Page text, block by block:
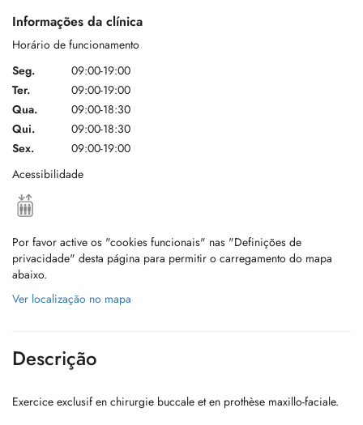
Informações da clínica
Horário de funcionamento
Seg.
09:00-19:00
Ter.
09:00-19:00
Qua.
09:00-18:30
Qui.
09:00-18:30
Sex.
09:00-19:00
Acessibilidade
Por favor active os "cookies funcionais" nas "Definições de
privacidade" desta página para permitir o carregamento do mapa
abaixo.
Ver localização no mapa
Descrição
Exercice exclusif en chirurgie buccale et en prothèse maxillo-faciale.